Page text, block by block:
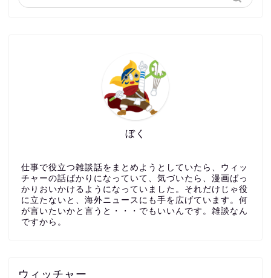
ぼく
仕事で役立つ雑談話をまとめようとしていたら、ウィッ
チャーの話ばかりになっていて、気づいたら、漫画ばっ
かりおいかけるようになっていました。それだけじゃ役
に立たないと、海外ニュースにも手を広げています。何
が言いたいかと言うと・・・でもいいんです。雑談なん
ですから。
ウィッチャー